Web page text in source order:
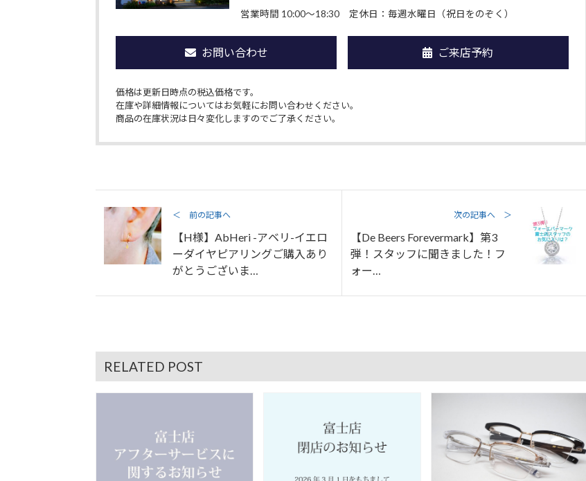
営業時間 10:00〜18:30 定休日：毎週水曜日（祝日をのぞく）
お問い合わせ ご来店予約
価格は更新日時点の税込価格です。
在庫や詳細情報についてはお気軽にお問い合わせください。
商品の在庫状況は日々変化しますのでご了承ください。
＜ 前の記事へ
【H様】AbHeri -アベリ-イエロ
ーダイヤピアリングご購入あり
がとうございま…
次の記事へ ＞
【De Beers Forevermark】第3
弾！スタッフに聞きました！フ
ォー…
RELATED POST